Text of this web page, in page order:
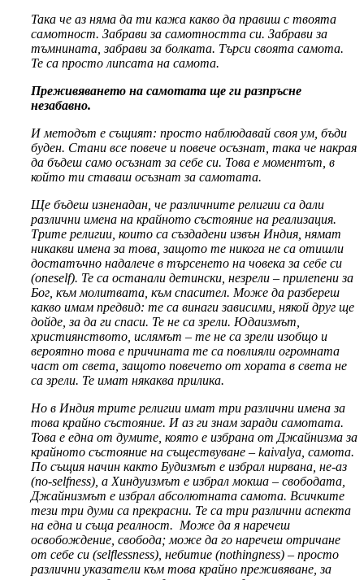
Така че аз няма да ти кажа какво да правиш с твоята
самотност. Забрави за самотността си. Забрави за
тъмнината, забрави за болката. Търси своята самота.
Те са просто липсата на самота.
Преживяването на самотата ще ги разпръсне
незабавно.
И методът е същият: просто наблюдавай своя ум, бъди
буден. Стани все повече и повече осъзнат, така че накрая
да бъдеш само осъзнат за себе си. Това е моментът, в
който ти ставаш осъзнат за самотата.
Ще бъдеш изненадан, че различните религии са дали
различни имена на крайното състояние на реализация.
Трите религии, които са създадени извън Индия, нямат
никакви имена за това, защото те никога не са отишли
достатъчно надалече в търсенето на човека за себе си
(oneself). Те са останали детински, незрели – прилепени за
Бог, към молитвата, към спасител. Може да разбереш
какво имам предвид: те са винаги зависими, някой друг ще
дойде, за да ги спаси. Те не са зрели. Юдаизмът,
християнството, ислямът – те не са зрели изобщо и
вероятно това е причината те са повлияли огромната
част от света, защото повечето от хората в света не
са зрели. Те имат някаква прилика.
Но в Индия трите религии имат три различни имена за
това крайно състояние. И аз ги знам заради самотата.
Това е една от думите, която е избрана от Джайнизма за
крайното състояние на съществуване – kaivalya, самота.
По същия начин както Будизмът е избрал нирвана, не-аз
(no-selfness), а Хиндуизмът е избрал мокша – свободата,
Джайнизмът е избрал абсолютната самота. Всичките
тези три думи са прекрасни. Те са три различни аспекта
на една и съща реалност. Може да я наречеш
освобождение, свобода; може да го наречеш отричане
от себе си (selflessness), небитие (nothingness) – просто
различни указатели към това крайно преживяване, за